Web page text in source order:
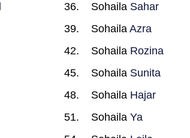
Sohaila Sahar
SohailaAzra
Sohaila Rozina
Sohaila Sunita
Sohaila Hajar
SohailaYa